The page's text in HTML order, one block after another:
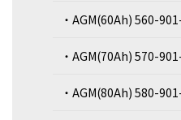
・AGM(60Ah) 560-
・AGM(70Ah) 570-
・AGM(80Ah) 580-